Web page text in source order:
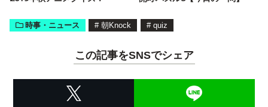
時事・ニュース # 朝Knock # quiz
この記事をSNSでシェア